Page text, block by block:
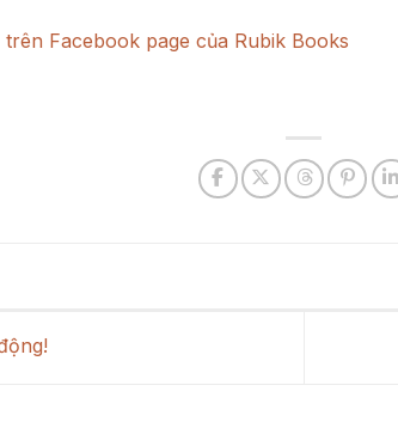
Facebook page của Rubik Books